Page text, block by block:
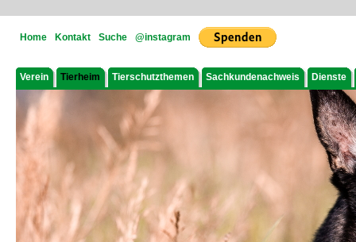
Home Kontakt Suche @instagram
Verein Tierheim Tierschutzthemen Sachkundenachweis Dienste